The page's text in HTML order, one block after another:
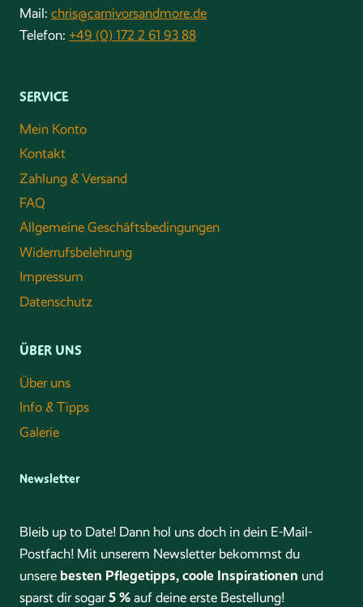
Mail: chris@carnivorsandmore.de
Telefon: +49 (0) 172 2 61 93 88
SERVICE
Mein Konto
Kontakt
Zahlung & Versand
FAQ
Allgemeine Geschäftsbedingungen
Widerrufsbelehrung
Impressum
Datenschutz
ÜBER UNS
Über uns
Info & Tipps
Galerie
Newsletter
Bleib up to Date! Dann hol uns doch in dein E-Mail-
Postfach! Mit unserem Newsletter bekommst du
unsere besten Pflegetipps, coole Inspirationen und
sparst dir sogar5 % auf deine erste Bestellung!